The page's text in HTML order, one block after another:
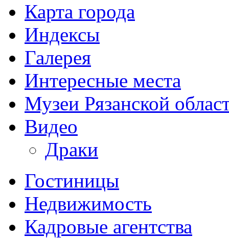
Карта города
Индексы
Галерея
Интересные места
Музеи Рязанской
Видео
Драки
Гостиницы
Недвижимость
Кадровые агентства